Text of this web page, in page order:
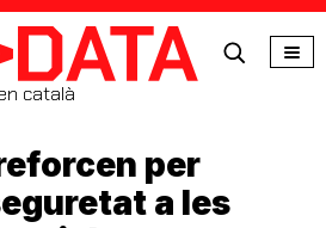
català
per
a les